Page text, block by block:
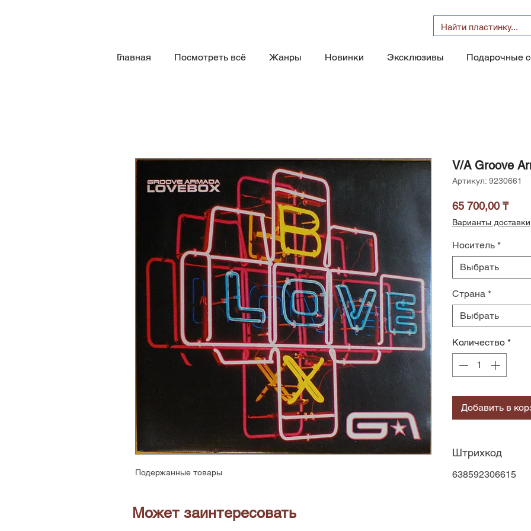
Главная Посмотреть всё Жанры Новинки Эксклюзивы Подарочные
Подержанные товары
V/A Groove
Артикул: 9230661
65 700,00 ₸
Варианты доставки
Носитель *
Выбрать
Страна *
Выбрать
Количество *
Добавить в
Штрихкод
638592306615
Может заинтересовать